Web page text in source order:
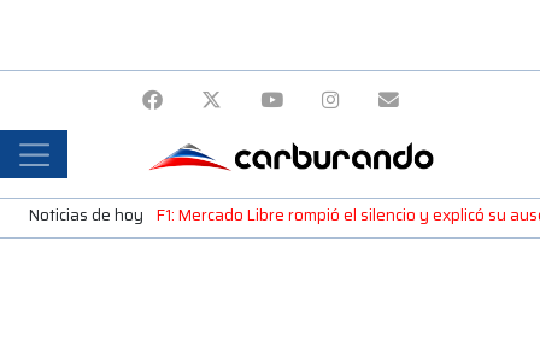
Noticias de hoy F1: Mercado Libre rompió el silencio y explicó su